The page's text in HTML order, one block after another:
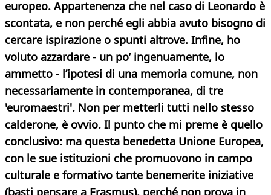
europeo. Appartenenza che nel caso di Leonardo è
scontata, e non perché egli abbia avuto bisogno di
cercare ispirazione o spunti altrove. Infine, ho
voluto azzardare - un po’ ingenuamente, lo
ammetto - l’ipotesi di una memoria comune, non
necessariamente in contemporanea, di tre
'euromaestri'. Non per metterli tutti nello stesso
calderone, è ovvio. Il punto che mi preme è quello
conclusivo: ma questa benedetta Unione Europea,
con le sue istituzioni che promuovono in campo
culturale e formativo tante benemerite iniziative
(basti pensare a Erasmus), perché non prova in